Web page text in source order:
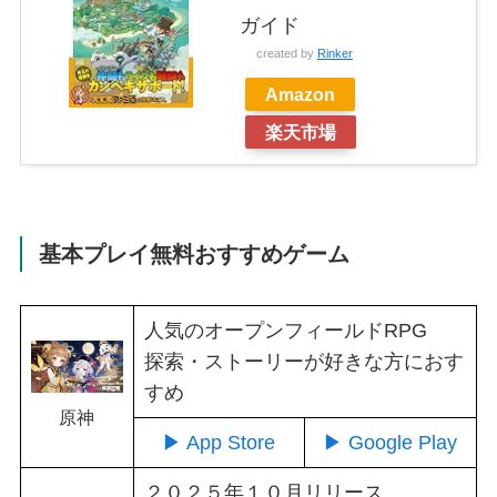
ガイド
created by Rinker
Amazon
楽天市場
基本プレイ無料おすすめゲーム
原神
人気のオープンフィールドRPG
探索・ストーリーが好きな方におす
すめ
▶ App Store ▶ Google Play